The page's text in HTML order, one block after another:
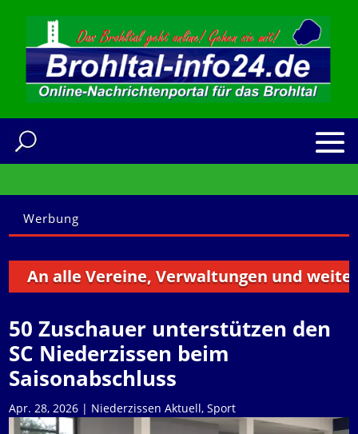
Werbung
alle Vereine, Verwaltungen und weitere
50 Zuschauer unterstützen den
SC Niederzissen beim
Saisonabschluss
Apr. 28, 2026 | Niederzissen Aktuell, Sport